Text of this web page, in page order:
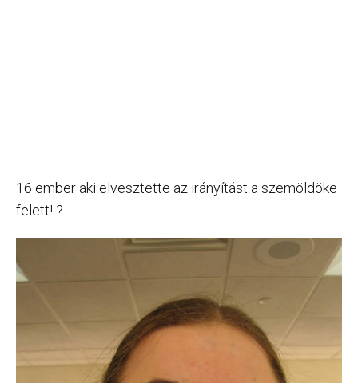
16 ember aki elvesztette az irányítást a szemöldöke
felett! ?